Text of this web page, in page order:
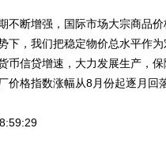
断增强，国际市场大宗商品价
下，我们把稳定物价总水平作
币信贷增速，大力发展生产，
价格指数涨幅从8月份起逐月回